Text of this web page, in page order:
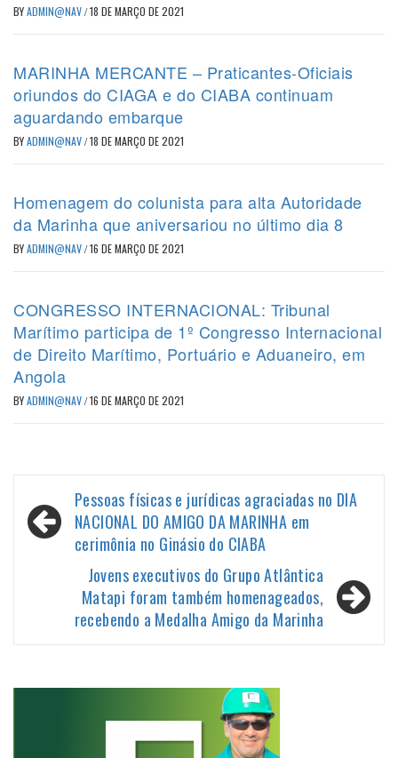
BYADMIN@NAV/18 DE MARÇO DE 2021
MARINHA MERCANTE – Praticantes-Oficiais
oriundos do CIAGA e do CIABA continuam
aguardando embarque
BYADMIN@NAV/18 DE MARÇO DE 2021
Homenagem do colunista para alta Autoridade
da Marinha que aniversariou no último dia 8
BYADMIN@NAV/16 DE MARÇO DE 2021
CONGRESSO INTERNACIONAL: Tribunal
Marítimo participa de 1º Congresso Internacional
de Direito Marítimo, Portuário e Aduaneiro, em
Angola
BYADMIN@NAV/16 DE MARÇO DE 2021
Navegação
de
Pessoas físicas e jurídicas agraciadas no DIA
NACIONAL DO AMIGO DA MARINHA em
cerimônia no Ginásio do CIABA
Jovens executivos do Grupo Atlântica
Matapi foram também homenageados,
recebendo a Medalha Amigo da Marinha